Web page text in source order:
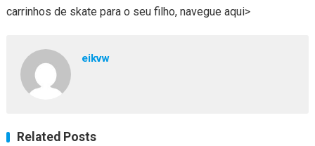
carrinhos de skate para o seu filho, navegue aqui>
eikvw
Related Posts